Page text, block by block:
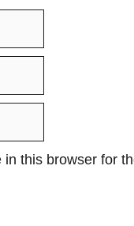
this browser for